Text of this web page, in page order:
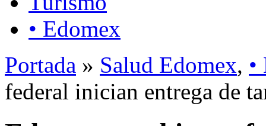
• Edomex
Portada » Salud Edomex, •
federal inician entrega de